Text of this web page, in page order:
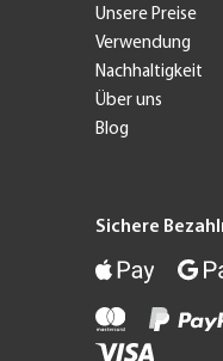
Unsere Preise
Verwendung
Nachhaltigkeit
Über uns
Blog
Sichere